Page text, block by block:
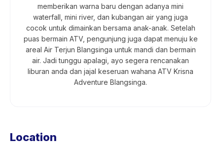
memberikan warna baru dengan adanya mini
waterfall, mini river, dan kubangan air yang juga
cocok untuk dimainkan bersama anak-anak. Setelah
puas bermain ATV, pengunjung juga dapat menuju ke
areal Air Terjun Blangsinga untuk mandi dan bermain
air. Jadi tunggu apalagi, ayo segera rencanakan
liburan anda dan jajal keseruan wahana ATV Krisna
Adventure Blangsinga.
Location